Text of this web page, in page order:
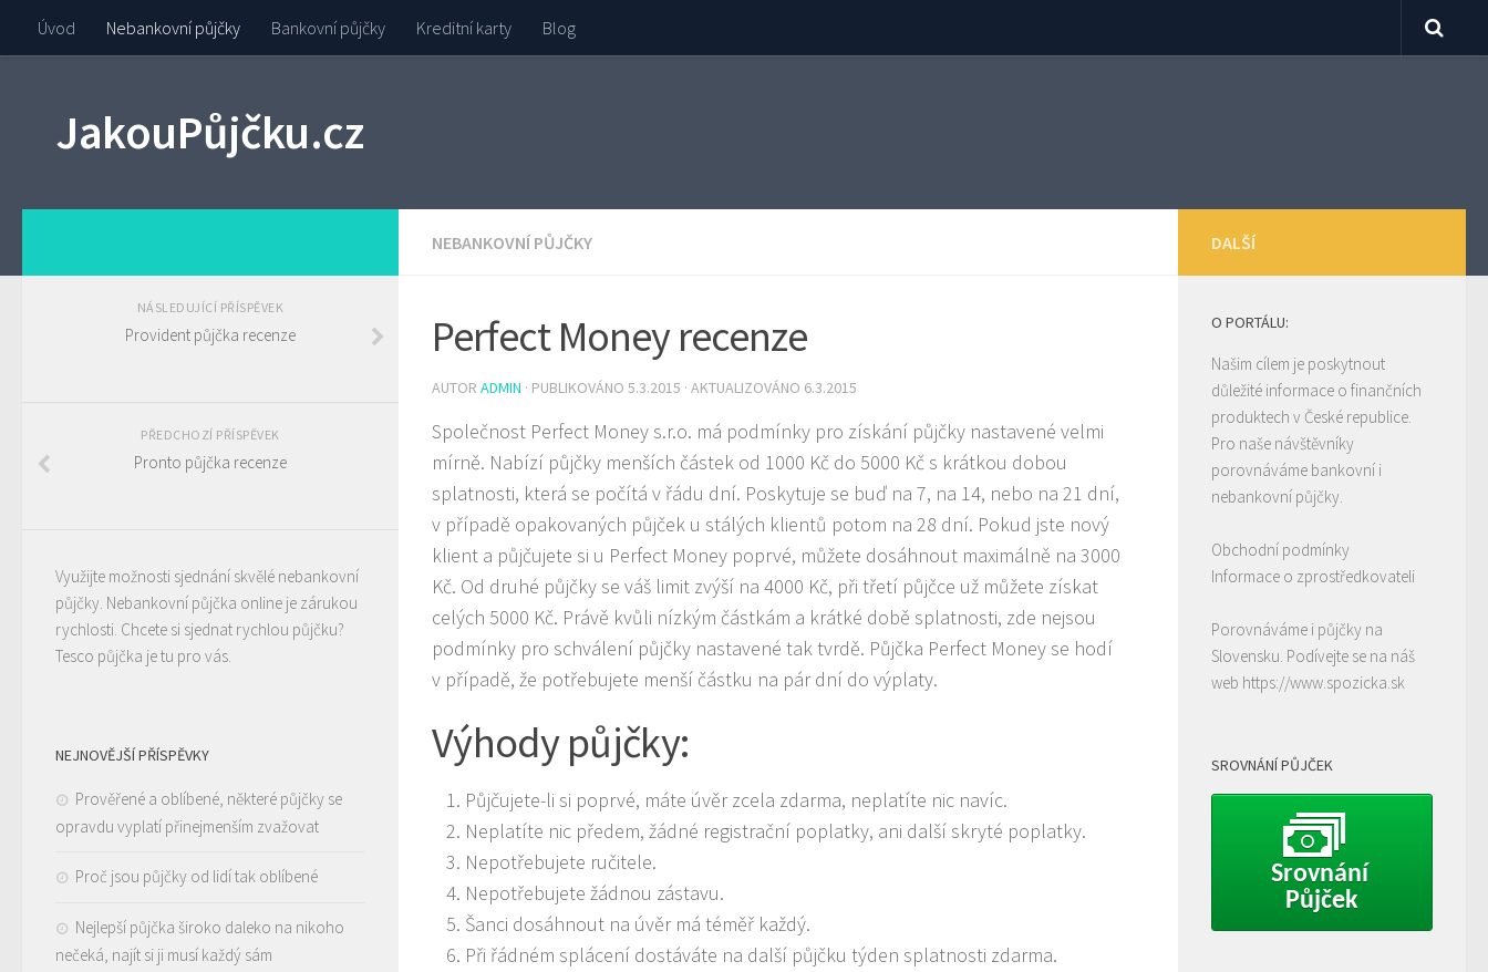
Úvod Nebankovní půjčky Bankovní půjčky Kreditní karty Blog
JakouPůjčku.cz
NEBANKOVNÍ PŮJČKY
Perfect Money recenze
AUTOR ADMIN · PUBLIKOVÁNO 5.3.2015 · AKTUALIZOVÁNO 6.3.2015
Společnost Perfect Money s.r.o. má podmínky pro získání půjčky nastavené velmi
mírně. Nabízí půjčky menších částek od 1000 Kč do 5000 Kč s krátkou dobou
splatnosti, která se počítá v řádu dní. Poskytuje se buď na 7, na 14, nebo na 21 dní,
v případě opakovaných půjček u stálých klientů potom na 28 dní. Pokud jste nový
klient a půjčujete si u Perfect Money poprvé, můžete dosáhnout maximálně na 3000
Kč. Od druhé půjčky se váš limit zvýší na 4000 Kč, při třetí půjčce už můžete získat
celých 5000 Kč. Právě kvůli nízkým částkám a krátké době splatnosti, zde nejsou
podmínky pro schválení půjčky nastavené tak tvrdě. Půjčka Perfect Money se hodí
v případě, že potřebujete menší částku na pár dní do výplaty.
Výhody půjčky:
Půjčujete-li si poprvé, máte úvěr zcela zdarma, neplatíte nic navíc.
Neplatíte nic předem, žádné registrační poplatky, ani další skryté poplatky.
Nepotřebujete ručitele.
Nepotřebujete žádnou zástavu.
Šanci dosáhnout na úvěr má téměř každý.
Při řádném splácení dostáváte na další půjčku týden splatnosti zdarma.
NÁSLEDUJÍCÍ PŘÍSPĚVEK
Provident půjčka recenze
PŘEDCHOZÍ PŘÍSPĚVEK
Pronto půjčka recenze
Využijte možnosti sjednání skvělé nebankovní
půjčky. Nebankovní půjčka online je zárukou
rychlosti. Chcete si sjednat rychlou půjčku?
Tesco půjčka je tu pro vás.
NEJNOVĚJŠÍ PŘÍSPĚVKY
Prověřené a oblíbené, některé půjčky se
opravdu vyplatí přinejmenším zvažovat
Proč jsou půjčky od lidí tak oblíbené
Nejlepší půjčka široko daleko na nikoho
nečeká, najít si ji musí každý sám
DALŠÍ
O PORTÁLU:
Našim cílem je poskytnout
důležité informace o finančních
produktech v České republice.
Pro naše návštěvníky
porovnáváme bankovní i
nebankovní půjčky.
Obchodní podmínky
Informace o zprostředkovateli
Porovnáváme i půjčky na
Slovensku. Podívejte se na náš
web https://www.spozicka.sk
SROVNÁNÍ PŮJČEK
Srovnání
Půjček